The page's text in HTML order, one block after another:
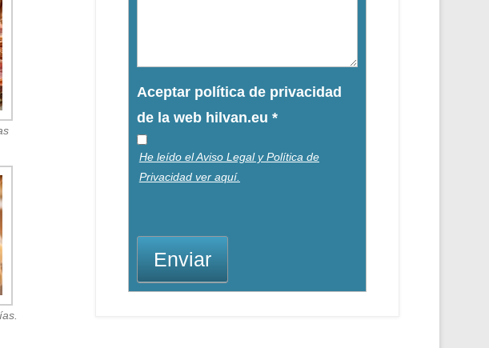
Aceptar política de privacidad
de la web hilvan.eu *
He leído el Aviso Legal y Política de
Privacidad ver aquí.
Enviar